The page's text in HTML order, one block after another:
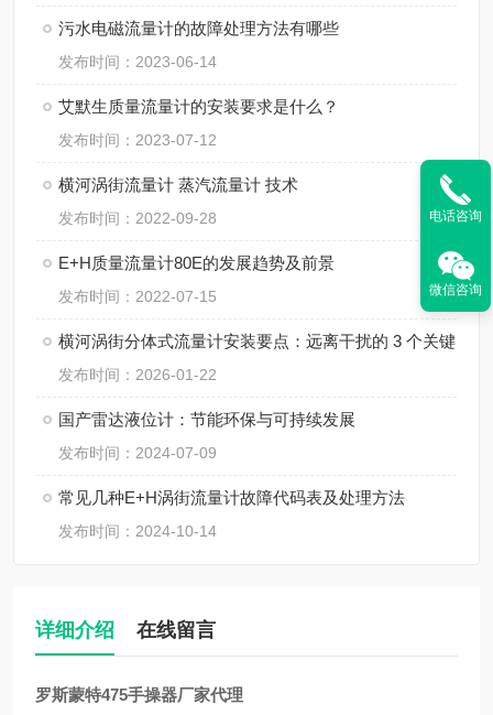
污水电磁流量计的故障处理方法有哪些
发布时间：2023-06-14
艾默生质量流量计的安装要求是什么？
发布时间：2023-07-12
横河涡街流量计 蒸汽流量计 技术
发布时间：2022-09-28
E+H质量流量计80E的发展趋势及前景
发布时间：2022-07-15
横河涡街分体式流量计安装要点：远离干扰的 3 个关键
发布时间：2026-01-22
国产雷达液位计：节能环保与可持续发展
发布时间：2024-07-09
常见几种E+H涡街流量计故障代码表及处理方法
发布时间：2024-10-14
详细介绍 在线留言
罗斯蒙特475手操器厂家代理
电话咨询
微信咨询